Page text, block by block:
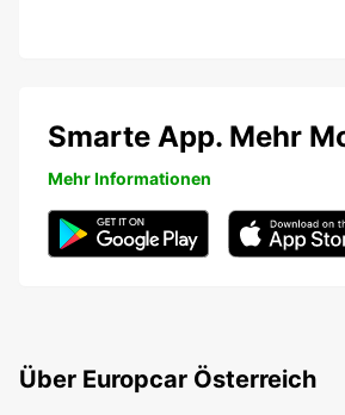
Smarte App. Mehr
Mehr Informationen
Über Europcar Österreich